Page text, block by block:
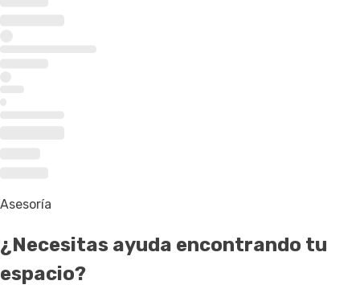
Asesoría
¿Necesitas ayuda encontrando tu
espacio?